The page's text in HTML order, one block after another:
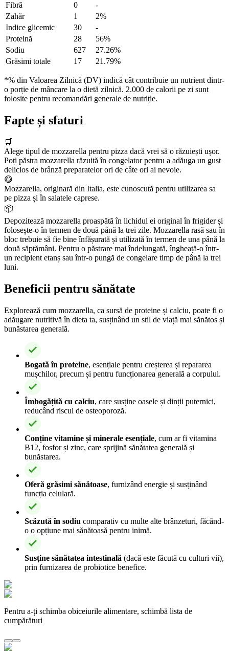
Fibră
0
-
Zahăr
1
2%
Indice glicemic
30
-
Proteină
28
56%
Sodiu
627
27.26%
Grăsimi totale
17 21.79%
*% din Valoarea Zilnică (DV) indică cât contribuie un nutrient dintr-
o porție de mâncare la o dietă zilnică. 2.000 de calorii pe zi sunt
folosite pentru recomandări generale de nutriție.
Fapte și sfaturi
🛒
Alege tipul de mozzarella pentru pizza dacă vrei să o răzuiești ușor.
Poți păstra mozzarella răzuită în congelator pentru a adăuga un gust
delicios de brânză preparatelor ori de câte ori ai nevoie.
😋
Mozzarella, originară din Italia, este cunoscută pentru utilizarea sa
pe pizza și în salatele caprese.
📦
Depozitează mozzarella proaspătă în lichidul ei original în frigider și
folosește-o în termen de două până la trei zile. Mozzarella rasă sau în
bloc trebuie să fie bine înfășurată și utilizată în termen de una până la
două săptămâni. Pentru o păstrare mai îndelungată, îngheață-o într-
un recipient etanș sau într-o pungă de congelare timp de până la trei
luni.
Beneficii pentru sănătate
Explorează cum mozzarella, ca sursă de proteine și calciu, poate fi o
adăugare nutritivă în dieta ta, susținând un stil de viață mai sănătos și
bunăstarea generală.
Bogată în proteine, esențiale pentru creșterea și repararea
mușchilor, precum și pentru funcționarea generală a corpului.
Îmbogățită cu calciu, care susține oasele și dinții puternici,
reducând riscul de osteoporoză.
Conține vitamine și minerale esențiale, cum ar fi vitamina
B12, fosfor și zinc, care sprijină sănătatea generală și
bunăstarea.
Oferă grăsimi sănătoase, furnizând energie și susținând
funcția celulară.
Scăzută în sodiu comparativ cu multe alte brânzeturi, făcând-
o o opțiune mai sănătoasă pentru inimă.
Susține sănătatea intestinală (dacă este făcută cu culturi vii),
prin furnizarea de probiotice benefice.
Pentru a-ți schimba obiceiurile alimentare, schimbă lista de
cumpărături